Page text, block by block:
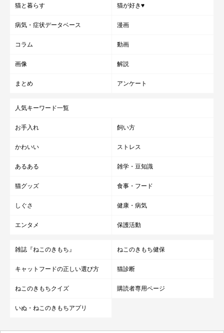
猫と暮らす 猫が好き♥
病気・症状データベース 漫画
コラム 動画
画像 解説
まとめ アンケート
人気キーワード一覧
お手入れ 飼い方
かわいい ストレス
あるある 雑学・豆知識
猫グッズ 食事・フード
しぐさ 健康・病気
エンタメ 保護活動
雑誌『ねこのきもち』 ねこのきもち健保
キャットフードの正しい選び方 猫診断
ねこのきもちクイズ 購読者専用ページ
いぬ・ねこのきもちアプリ